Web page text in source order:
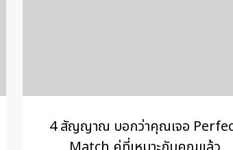
4 สัญญาณ บอกว่าคุณเจอ